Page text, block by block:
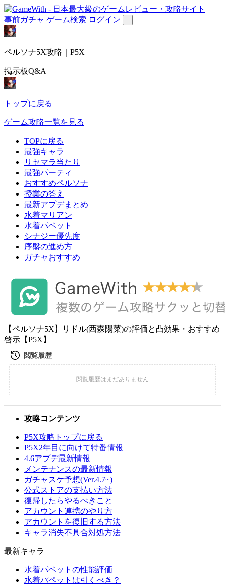
事前ガチャ ゲーム検索 ログイン
ペルソナ5X攻略｜P5X
掲示板Q&A
トップに戻る
ゲーム攻略一覧を見る
TOPに戻る
最強キャラ
リセマラ当たり
最強パーティ
おすすめペルソナ
授業の答え
最新アプデまとめ
水着マリアン
水着パペット
シナジー優先度
序盤の進め方
ガチャおすすめ
【ペルソナ5X】リドル(西森陽菜)の評価と凸効果・おすすめ
啓示【P5X】
攻略コンテンツ
P5X攻略トップに戻る
P5X2年目に向けて特番情報
4.6アプデ最新情報
メンテナンスの最新情報
ガチャスケ予想(Ver.4.7~)
公式ストアの支払い方法
復帰したらやるべきこと
アカウント連携のやり方
アカウントを復旧する方法
キャラ消失不具合対処方法
最新キャラ
水着パペットの性能評価
水着パペットは引くべき？